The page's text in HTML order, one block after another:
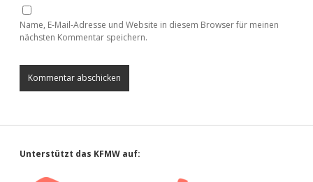
Name, E-Mail-Adresse und Website in diesem Browser für meinen
nächsten Kommentar speichern.
Sidebar
Unterstützt das KFMW auf: